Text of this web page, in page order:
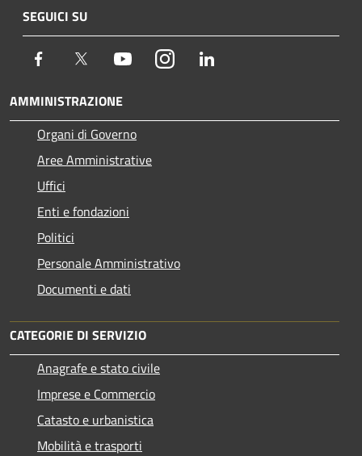
SEGUICI SU
Facebook Twitter YoutubeInstagram
AMMINISTRAZIONE
Organi di Governo
Aree Amministrative
Uffici
Enti e fondazioni
Politici
Personale Amministrativo
Documenti e dati
CATEGORIE DI SERVIZIO
Anagrafe e stato civile
Imprese e Commercio
Catasto e urbanistica
Mobilità e trasporti